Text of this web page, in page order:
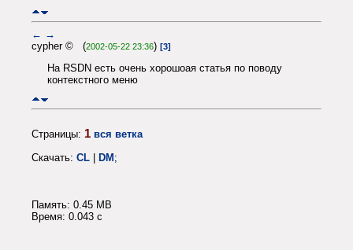
← →
cypher © (2002-05-22 23:36) [3]
На RSDN есть очень хорошоая статья по поводу
контекстного меню
Страницы: 1 вся ветка
Скачать: CL | DM;
Память: 0.45 MB
Время: 0.043 c